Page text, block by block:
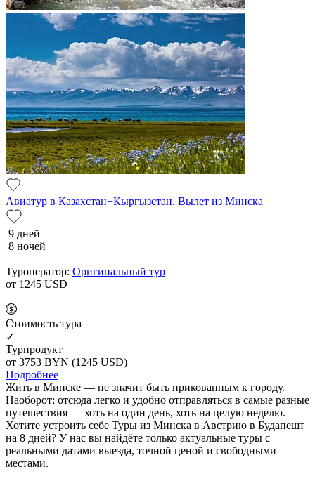
Авиатур в Казахстан+Кыргызстан. Вылет из Минска
9 дней
8 ночей
Туроператор: Оригинальный тур
от 1245 USD
Cтоимость тура
✓
Турпродукт
от 3753 BYN (1245 USD)
Подробнее
Жить в Минске — не значит быть прикованным к городу.
Наоборот: отсюда легко и удобно отправляться в самые разные
путешествия — хоть на один день, хоть на целую неделю.
Хотите устроить себе Туры из Минска в Австрию в Будапешт
на 8 дней? У нас вы найдёте только актуальные туры с
реальными датами выезда, точной ценой и свободными
местами.